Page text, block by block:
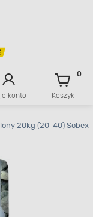
konto Koszyk
0
20kg (20-40) Sobex